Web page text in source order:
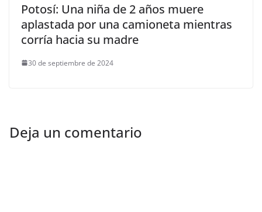
Potosí: Una niña de 2 años muere
aplastada por una camioneta mientras
corría hacia su madre
30 de septiembre de 2024
Deja un comentario